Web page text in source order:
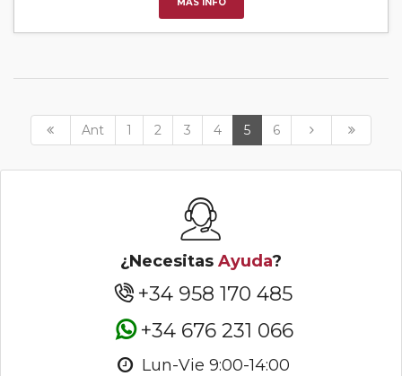
Ant 1 2 3 4 5 6
¿Necesitas Ayuda?
+34 958 170 485
+34 676 231 066
Lun-Vie 9:00-14:00